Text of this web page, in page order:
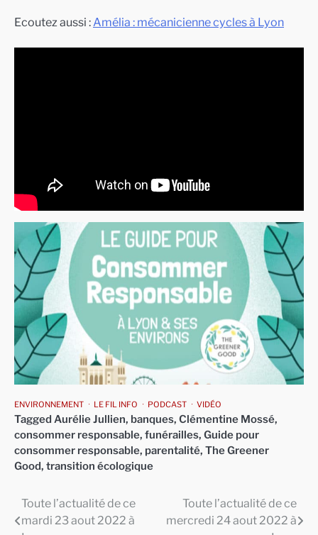
Ecoutez aussi : Amélia : mécanicienne cycles à Lyon
ENVIRONNEMENT LE FIL INFO PODCAST VIDÉO
Tagged Aurélie Jullien, banques, Clémentine Mossé,
consommer responsable, funérailles, Guide pour
consommer responsable, parentalité, The Greener
Good, transition écologique
Navigation
Toute l’actualité de ce
mardi 23 aout 2022 à
Toute l’actualité de ce
mercredi 24 aout 2022 à